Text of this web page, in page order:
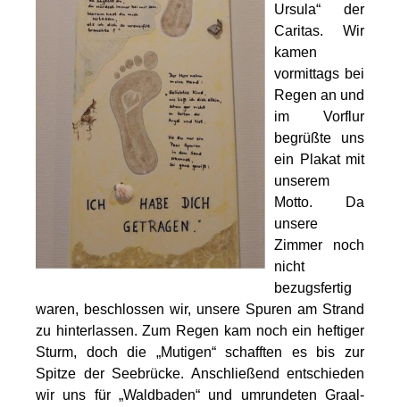
Ursula“ der
Caritas. Wir
kamen
vormittags bei
Regen an und
im Vorflur
begrüßte uns
ein Plakat mit
unserem
Motto. Da
unsere
Zimmer noch
nicht
bezugsfertig
waren, beschlossen wir, unsere Spuren am Strand
zu hinterlassen. Zum Regen kam noch ein heftiger
Sturm, doch die „Mutigen“ schafften es bis zur
Spitze der Seebrücke. Anschließend entschieden
wir uns für „Waldbaden“ und umrundeten Graal-